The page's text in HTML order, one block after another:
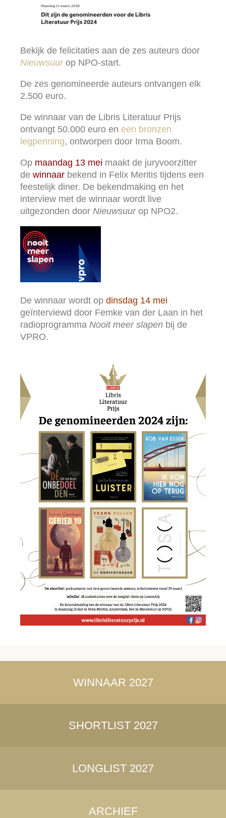
Bekijk de felicitaties aan de zes auteurs door
Nieuwsuur op NPO-start.
De zes genomineerde auteurs ontvangen elk
2.500 euro.
De winnaar van de Libris Literatuur Prijs
ontvangt 50.000 euro en een bronzen
legpenning, ontworpen door Irma Boom.
Op maandag 13 mei maakt de juryvoorzitter
de winnaar bekend in Felix Meritis tijdens een
feestelijk diner. De bekendmaking en het
interview met de winnaar wordt live
uitgezonden door Nieuwsuur op NPO2.
De winnaar wordt op dinsdag 14 mei
geïnterviewd door Femke van der Laan in het
radioprogramma Nooit meer slapen bij de
VPRO.
WINNAAR 2027
SHORTLIST 2027
LONGLIST 2027
ARCHIEF